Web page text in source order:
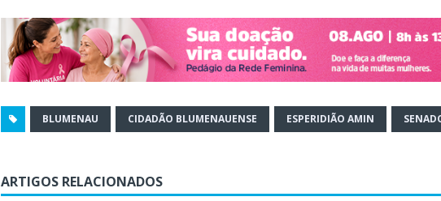
BLUMENAU CIDADÃO BLUMENAUENSE ESPERIDIÃO AMIN
ARTIGOS RELACIONADOS